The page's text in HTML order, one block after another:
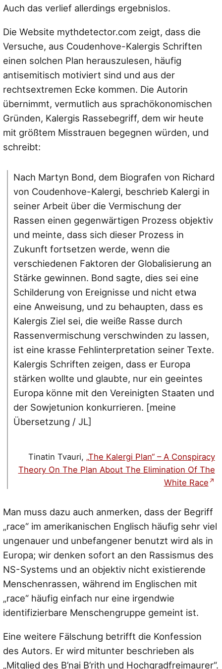
Auch das verlief allerdings ergebnislos.
Die Website mythdetector.com zeigt, dass die
Versuche, aus Coudenhove-Kalergis Schriften
einen solchen Plan herauszulesen, häufig
antisemitisch motiviert sind und aus der
rechtsextremen Ecke kommen. Die Autorin
übernimmt, vermutlich aus sprachökonomischen
Gründen, Kalergis Rassebegriff, dem wir heute
mit größtem Misstrauen begegnen würden, und
schreibt:
Nach Martyn Bond, dem Biografen von Richard
von Coudenhove-Kalergi, beschrieb Kalergi in
seiner Arbeit über die Vermischung der
Rassen einen gegenwärtigen Prozess objektiv
und meinte, dass sich dieser Prozess in
Zukunft fortsetzen werde, wenn die
verschiedenen Faktoren der Globalisierung an
Stärke gewinnen. Bond sagte, dies sei eine
Schilderung von Ereignisse und nicht etwa
eine Anweisung, und zu behaupten, dass es
Kalergis Ziel sei, die weiße Rasse durch
Rassenvermischung verschwinden zu lassen,
ist eine krasse Fehlinterpretation seiner Texte.
Kalergis Schriften zeigen, dass er Europa
stärken wollte und glaubte, nur ein geeintes
Europa könne mit den Vereinigten Staaten und
der Sowjetunion konkurrieren. [meine
Übersetzung / JL]
Tinatin Tvauri, „The Kalergi Plan“ – A Conspiracy
Theory On The Plan About The Elimination Of The
White Race
Man muss dazu auch anmerken, dass der Begriff
„race“ im amerikanischen Englisch häufig sehr viel
ungenauer und unbefangener benutzt wird als in
Europa; wir denken sofort an den Rassismus des
NS-Systems und an objektiv nicht existierende
Menschenrassen, während im Englischen mit
„race“ häufig einfach nur eine irgendwie
identifizierbare Menschengruppe gemeint ist.
Eine weitere Fälschung betrifft die Konfession
des Autors. Er wird mitunter beschrieben als
„Mitglied des B’nai B’rith und Hochgradfreimaurer“.